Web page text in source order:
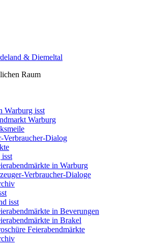
& Diemeltal
Raum
Warburg isst
Warburg
Verbraucher-Dialog
in Warburg
Verbraucher-Dialoge
isst
in Beverungen
in Brakel
Feierabendmärkte